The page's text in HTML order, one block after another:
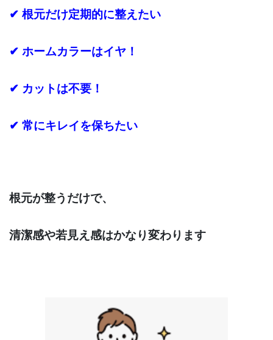
✔ 根元だけ定期的に整えたい
✔ ホームカラーはイヤ！
✔ カットは不要！
✔ 常にキレイを保ちたい
根元が整うだけで、
清潔感や若見え感はかなり変わります